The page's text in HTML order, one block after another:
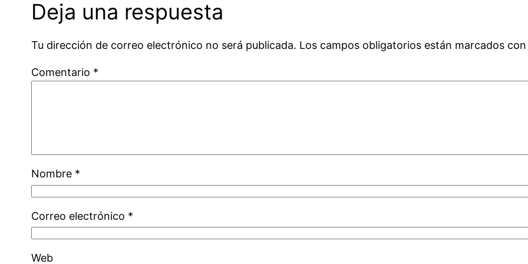
Deja una respuesta
Tu dirección de correo electrónico no será publicada. Los campos obligatorios están marcados
Comentario *
Nombre *
Correo electrónico *
Web